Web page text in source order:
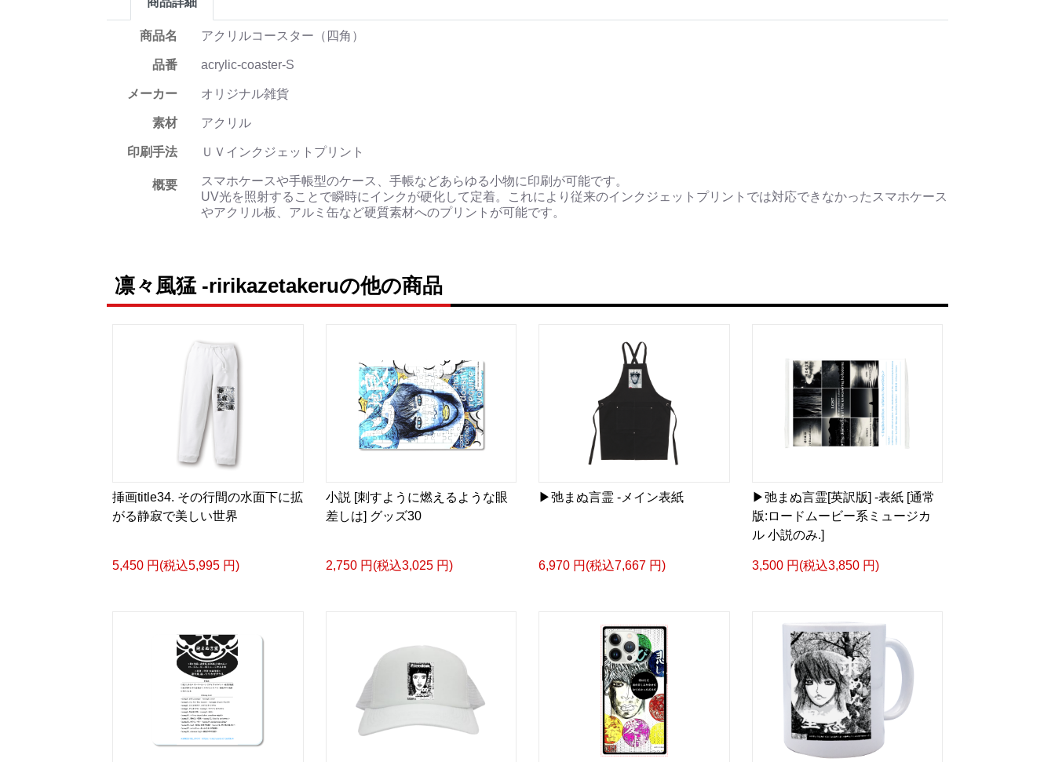
凛々風 猛-リリカゼタケル
日本語版: https://amzn.asia/d/7GbUq3Z
英語版: https://amzn.asia/d/eLvAyy5
＜小説/絵本版＞ 凛々風猛 -ririkazetakeru
英語版: https://amzn.asia/d/8u7Cebe
＿＿＿＿＿＿＿＿＿＿＿＿＿＿＿＿＿＿＿＿＿＿
▶︎刺すように燃えるような眼差しは [+挿画51作品版]
＜著者: 絵本/挿画作成＞ 凛々風 猛 -リリカゼタケル
日本語版: https://amzn.asia/d/8oNk92Q
英語版: https://amzn.asia/d/gDGn5nK
小説 [弛まぬ言霊]
☆本作品内で表現されている作詞20曲も掲載.
日本語版: https://amzn.asia/d/1pxD3g4
小説 [弛まぬ言霊] 挿画&グッズカタログ
<デザイン画集:Comics Style Version.>
＜著者:挿画作成＞ 凛々風 猛 -リリカゼタケル
日本語版: https://amzn.asia/d/fxD6D5U
商品名 アクリルコースター（四角）
品番 acrylic-coaster-S
メーカー オリジナル雑貨
素材 アクリル
印刷手法 ＵＶインクジェットプリント
概要
スマホケースや手帳型のケース、手帳などあらゆる小物に印刷が可能です。
UV光を照射することで瞬時にインクが硬化して定着。これにより従来のインクジェットプリントでは対応できなかったスマホケース
やアクリル板、アルミ缶など硬質素材へのプリントが可能です。
凛々風猛 -ririkazetakeruの他の商品
挿画title34. その行間の水面下に拡
がる静寂で美しい世界
5,450 円(税込5,995 円)
小説 [刺すように燃えるような眼
差しは] グッズ30
2,750 円(税込3,025 円)
▶︎弛まぬ言霊 -メイン表紙
6,970 円(税込7,667 円)
▶︎弛まぬ言霊[英訳版] -表紙 [通常
版:ロードムービー系ミュージカ
ル 小説のみ.]
3,500 円(税込3,850 円)